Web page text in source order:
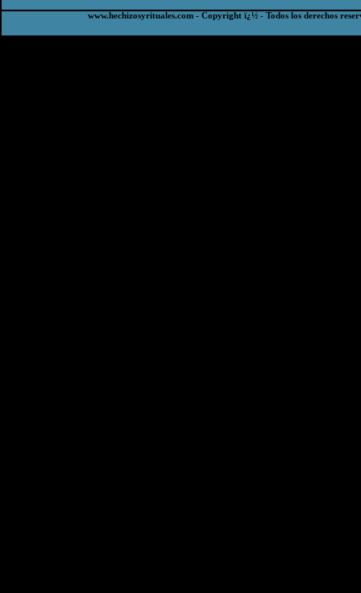
www.hechizosyrituales.com - Copyright ï¿½ - Todos los derechos